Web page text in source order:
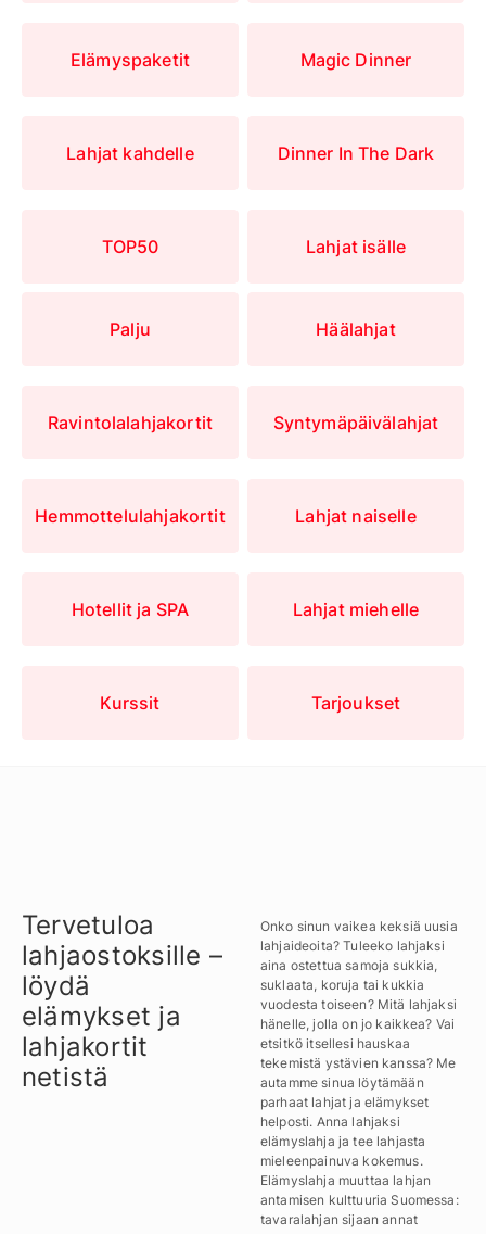
Elämyspaketit
Lahjat kahdelle
TOP50
Magic Dinner
Dinner In The Dark
Lahjat isälle
Palju
Ravintolalahjakortit
Hemmottelulahjakortit
Hotellit ja SPA
Kurssit
Häälahjat
Syntymäpäivälahjat
Lahjat naiselle
Lahjat miehelle
Tarjoukset
Tervetuloa
lahjaostoksille –
löydä
elämykset ja
lahjakortit
netistä
Onko sinun vaikea keksiä uusia
lahjaideoita? Tuleeko lahjaksi
aina ostettua samoja sukkia,
suklaata, koruja tai kukkia
vuodesta toiseen? Mitä lahjaksi
hänelle, jolla on jo kaikkea? Vai
etsitkö itsellesi hauskaa
tekemistä ystävien kanssa? Me
autamme sinua löytämään
parhaat lahjat ja elämykset
helposti. Anna lahjaksi
elämyslahja ja tee lahjasta
mieleenpainuva kokemus.
Elämyslahja muuttaa lahjan
antamisen kulttuuria Suomessa:
tavaralahjan sijaan annat